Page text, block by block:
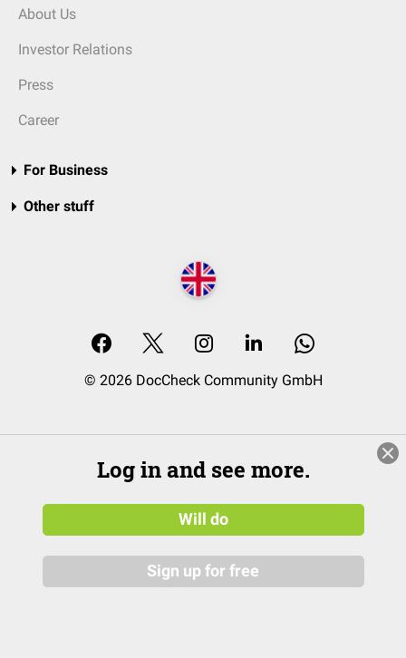
About Us
Investor Relations
Press
Career
For Business
Other stuff
© 2026 DocCheck Community GmbH
Log in and see more.
Will do
Sign up for free